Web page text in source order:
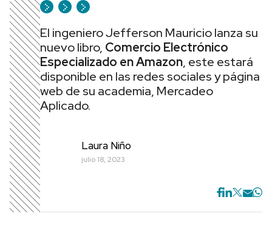
El ingeniero Jefferson Mauricio lanza su
nuevo libro, Comercio Electrónico
Especializado en Amazon, este estará
disponible en las redes sociales y página
web de su academia, Mercadeo
Aplicado.
Laura Niño
julio 18, 2023